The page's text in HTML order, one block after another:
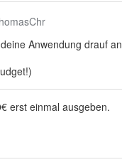
Anwendung drauf an
erst einmal ausgeben.